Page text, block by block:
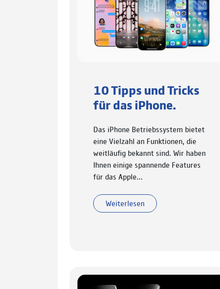
10 Tipps und Tricks
für das iPhone.
Das iPhone Betriebssystem bietet
eine Vielzahl an Funktionen, die
weitläufig bekannt sind. Wir haben
Ihnen einige spannende Features
für das Apple…
Weiterlesen